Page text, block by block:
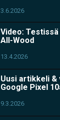
3.6.2026
Video: Testissä
All-Wood
13.4.2026
Uusi artikkeli
Google Pixel
9.3.2026